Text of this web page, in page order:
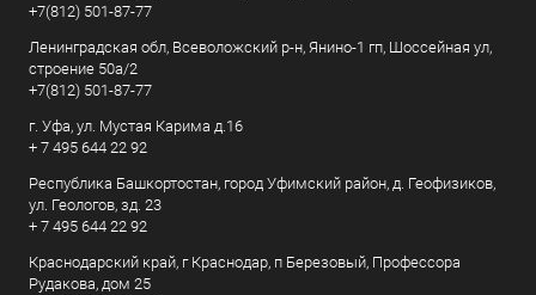
+7(812) 501-87-77
Ленинградская обл, Всеволожский р-н, Янино-1 гп, Шоссейная ул,
строение 50а/2
+7(812) 501-87-77
г. Уфа, ул. Мустая Карима д.16
+ 7 495 644 22 92
Республика Башкортостан, город Уфимский район, д. Геофизиков,
ул. Геологов, зд. 23
+ 7 495 644 22 92
Краснодарский край, г Краснодар, п Березовый, Профессора
Рудакова, дом 25